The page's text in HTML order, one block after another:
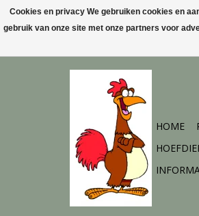
HOME
Cookies en privacy We gebruiken cookies en
gebruik van onze site met onze partners voor